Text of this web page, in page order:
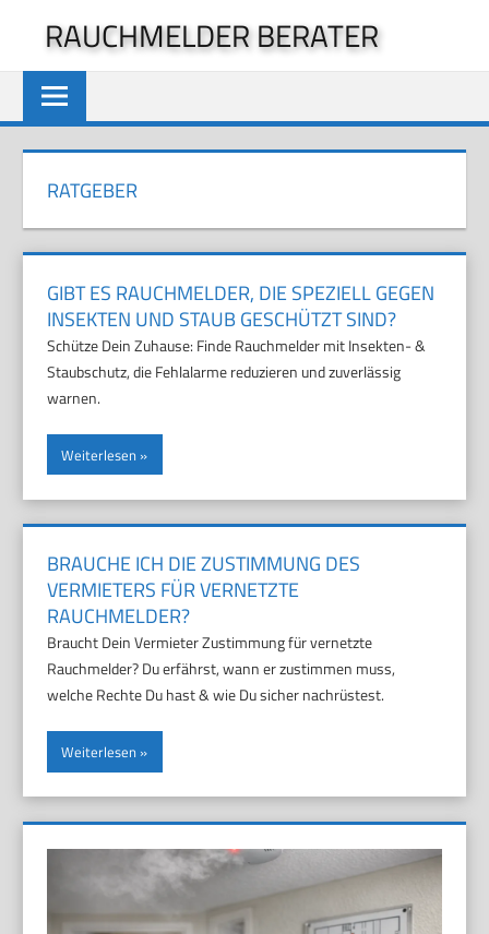
springen
RAUCHMELDER BERATER
RATGEBER
GIBT ES RAUCHMELDER, DIE SPEZIELL GEGEN
INSEKTEN UND STAUB GESCHÜTZT SIND?
Schütze Dein Zuhause: Finde Rauchmelder mit Insekten- &
Staubschutz, die Fehlalarme reduzieren und zuverlässig
warnen.
Weiterlesen
BRAUCHE ICH DIE ZUSTIMMUNG DES
VERMIETERS FÜR VERNETZTE
RAUCHMELDER?
Braucht Dein Vermieter Zustimmung für vernetzte
Rauchmelder? Du erfährst, wann er zustimmen muss,
welche Rechte Du hast & wie Du sicher nachrüstest.
Weiterlesen